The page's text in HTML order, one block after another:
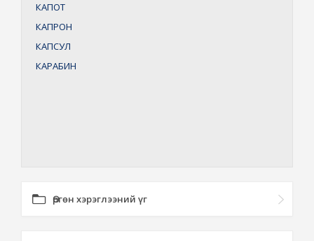
КАПОТ
КАПРОН
КАПСУЛ
КАРАБИН
Өргөн хэрэглээний үг